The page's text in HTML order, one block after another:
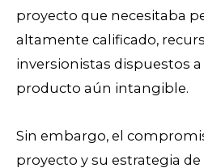
proyecto que necesitaba
altamente calificado,
inversionistas dispuestos
producto aún intangible.
Sin embargo, el
proyecto y su estrategia